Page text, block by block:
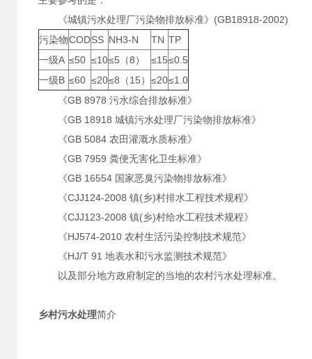
《城镇污水处理厂污染物排放标准》(GB18918-2002)
污染物CODSS NH3-N TN TP
一级A ≤50 ≤10≤5（8） ≤15≤0.5
一级B ≤60 ≤20≤8（15） ≤20≤1.0
《GB 8978 污水综合排放标准》
《GB 18918 城镇污水处理厂污染物排放标准》
《GB 5084 农田灌溉水质标准》
《GB 7959 粪便无害化卫生标准》
《GB 16554 国家恶臭污染物排放标准》
《CJJ124-2008 镇(乡)村排水工程技术规程》
《CJJ123-2008 镇(乡)村给水工程技术规程》
《HJ574-2010 农村生活污染控制技术规范》
《HJ/T 91 地表水和污水监测技术规范》
以及部分地方政府制定的当地的农村污水处理标准。
乡村污水处理简介